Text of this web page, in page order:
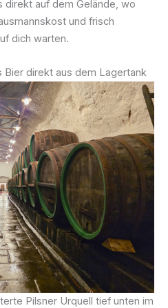
direkt auf dem Gelände, wo
und frisch
dich warten.
Bier direkt aus dem Lagertank
Pilsner Urquell tief unten im